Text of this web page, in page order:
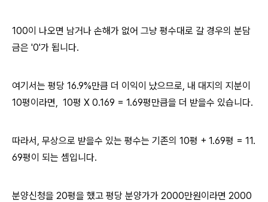
100이 나오면 남거나 손해가 없어 그냥 평수대로 갈 경우의 분담
금은 '0'가 됩니다.
여기서는 평당 16.9%만큼 더 이익이 났으므로, 내 대지의 지분이
10평이라면, 10평 X 0.169 = 1.69평만큼을 더 받을수 있습니다.
따라서, 무상으로 받을수 있는 평수는 기존의 10평 + 1.69평 = 11.
69평이 되는 셈입니다.
분양신청을 20평을 했고 평당 분양가가 2000만원이라면 2000